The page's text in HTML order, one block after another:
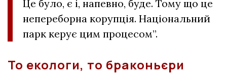
Це було, є і, напевно, буде. Тому що це
непереборна корупція. Національний
парк керує цим процесом”.
То екологи, то браконьєри